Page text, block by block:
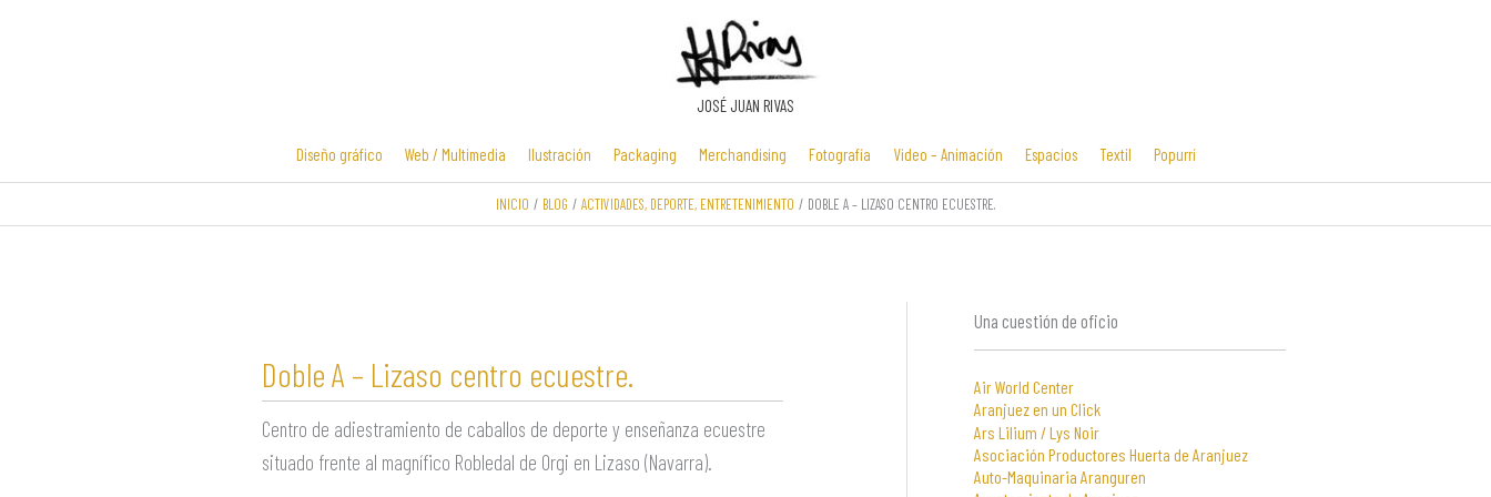
JOSÉ JUAN RIVAS
Diseño gráfico
Identidad
Web / Multimedia
Diseño y
Manuales y
Ilustración Packaging Merchandising Fotografía Video – Animación Espacios Textil Popurrí
INICIO BLOG ACTIVIDADES, DEPORTE, ENTRETENIMIENTO DOBLE A – LIZASO CENTRO ECUESTRE.
Doble A – Lizaso centro ecuestre.
Centro de adiestramiento de caballos de deporte y enseñanza ecuestre
situado frente al magnífico Robledal de Orgi en Lizaso (Navarra).
Una cuestión de oficio
Air World Center
Aranjuez en un Click
Ars Lilium / Lys Noir
Asociación Productores Huerta de Aranjuez
Auto-Maquinaria Aranguren